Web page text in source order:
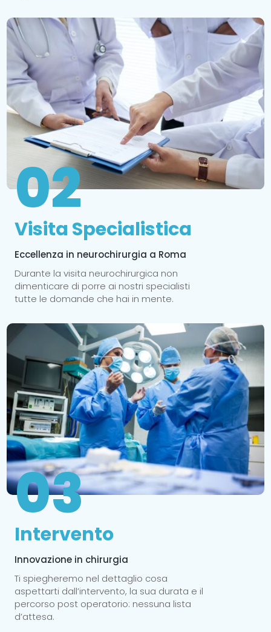
02
Visita Specialistica
Eccellenza in neurochirurgia a Roma
Durante la visita neurochirurgica non
dimenticare di porre ai nostri specialisti
tutte le domande che hai in mente.
03
Intervento
Innovazione in chirurgia
Ti spiegheremo nel dettaglio cosa
aspettarti dall’intervento, la sua durata e il
percorso post operatorio: nessuna lista
d’attesa.